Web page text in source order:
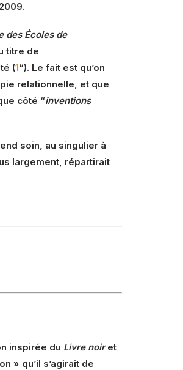
des Écoles de
titre de
(1“). Le fait est qu’on
relationnelle, et que
côté “inventions
soin, au singulier à
largement, répartirait
inspirée du Livre noiret
» qu’il s’agirait de